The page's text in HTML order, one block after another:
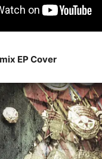
EP Cover